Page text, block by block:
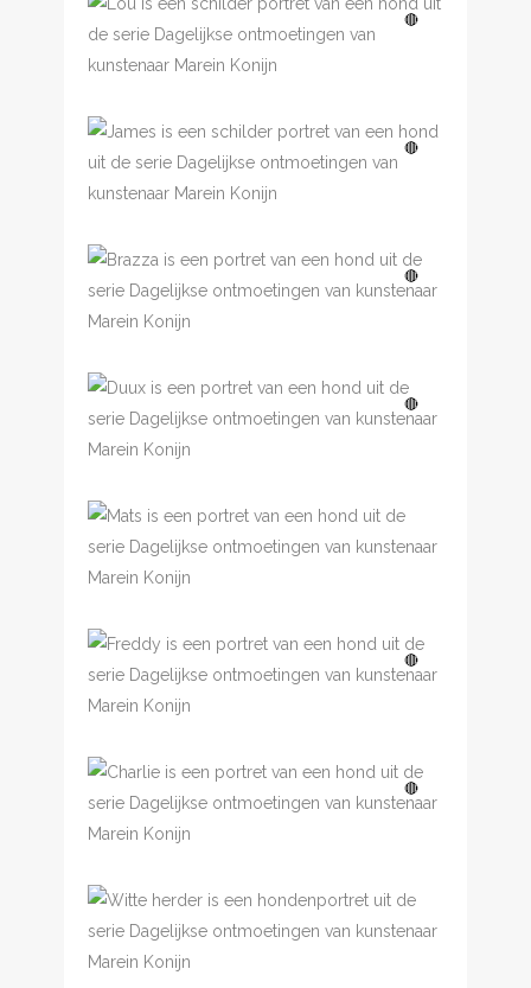
🔴
Dagelijkse
ontmoetingen, Lou
🔴
Dagelijkse
ontmoetingen, James
🔴
Dagelijkse
ontmoetingen, Brazza
🔴
Dagelijkse
ontmoetingen, Duux
Dagelijkse
ontmoetingen, Mats
🔴
Dagelijkse
ontmoetingen, Freddy
🔴
Dagelijkse
ontmoetingen, Charlie
Dagelijkse
ontmoetingen, Witte